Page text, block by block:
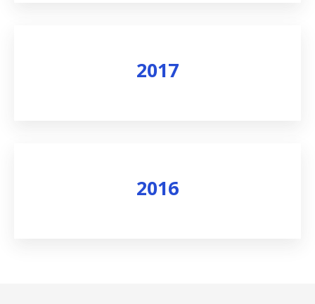
2017
2016